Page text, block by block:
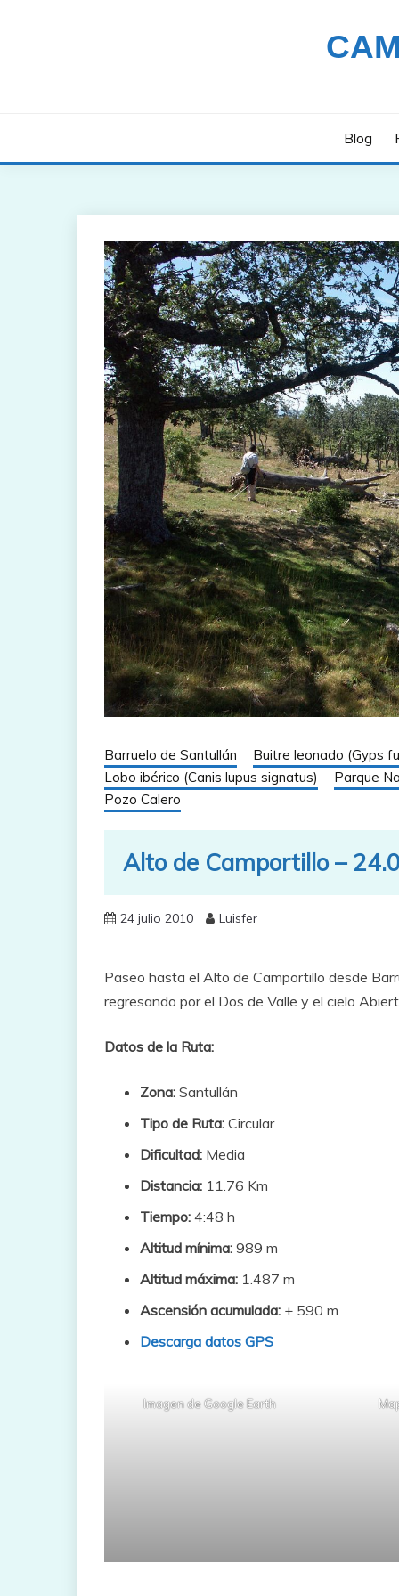
Blog
Barruelo de Santullán Buitre leonado (Gyps
Lobo ibérico (Canis lupus signatus)
Parque
Pozo Calero
Alto de Camportillo –
24 julio 2010 Luisfer
Paseo hasta el Alto de Camportillo desde
regresando por el Dos de Valle y el cielo
Datos de la Ruta:
Zona: Santullán
Tipo de Ruta: Circular
Dificultad: Media
Distancia: 11.76 Km
Tiempo: 4:48 h
Altitud mínima: 989 m
Altitud máxima: 1.487 m
Ascensión acumulada: + 590 m
Descarga datos GPS
Imagen de Google Earth